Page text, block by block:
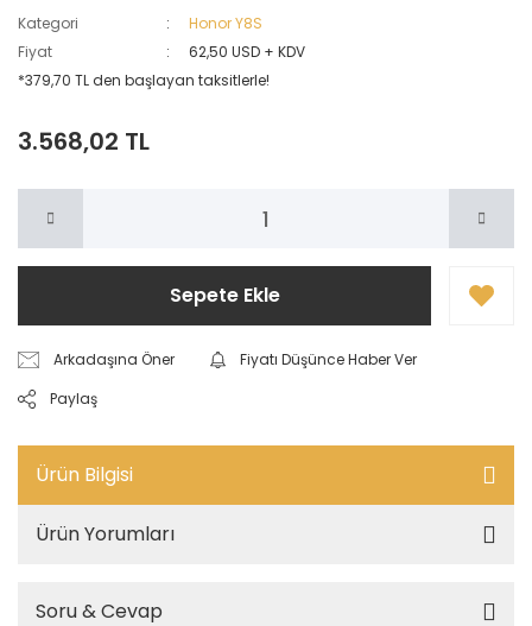
Kategori
Honor Y8S
Fiyat
62,50 USD + KDV
*379,70 TL den başlayan taksitlerle!
3.568,02 TL
Sepete Ekle
Arkadaşına Öner
Fiyatı Düşünce Haber Ver
Paylaş
Ürün Bilgisi
Ürün Yorumları
Soru & Cevap